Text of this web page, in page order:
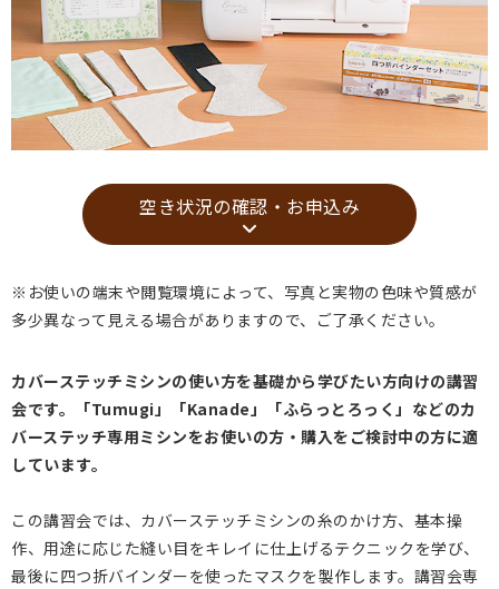
空き状況の確認・お申込み
※お使いの端末や閲覧環境によって、写真と実物の色味や質感が
多少異なって見える場合がありますので、ご了承ください。
カバーステッチミシンの使い方を基礎から学びたい方向けの講習
会です。「Tumugi」「Kanade」「ふらっとろっく」などのカ
バーステッチ専用ミシンをお使いの方・購入をご検討中の方に適
しています。
この講習会では、カバーステッチミシンの糸のかけ方、基本操
作、用途に応じた縫い目をキレイに仕上げるテクニックを学び、
最後に四つ折バインダーを使ったマスクを製作します。講習会専